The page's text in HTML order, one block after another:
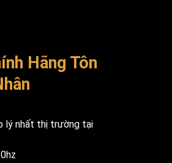
Hãng Tôn
lý nhất thị trường tại